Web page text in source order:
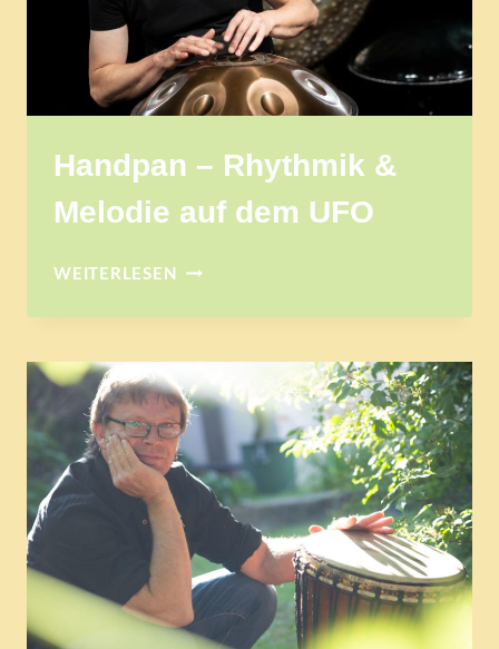
Handpan – Rhythmik &
Melodie auf dem UFO
WEITERLESEN
HANDPAN
RHYTHMIK
AUF
DEM
UFO